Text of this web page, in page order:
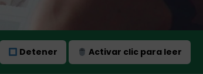
Detener Activar clic para leer